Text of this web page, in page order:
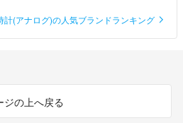
計(アナログ)の人気ブランドランキング
ジの上へ戻る